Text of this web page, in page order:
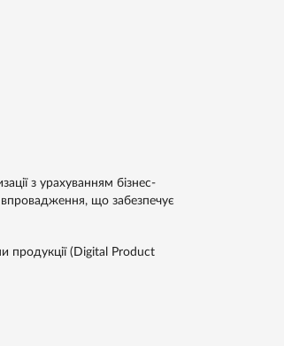
з урахуванням бізнес-
що забезпечує
продукції (Digital Product